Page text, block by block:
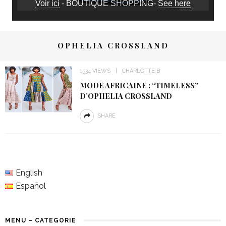
Voir ici - BOUTIQUE SHOPPING- See here
OPHELIA CROSSLAND
1534 VIEWS CHARLOTTE B
MODE AFRICAINE : “TIMELESS”
D’OPHELIA CROSSLAND
SHARE
English
Español
MENU – CATEGORIE